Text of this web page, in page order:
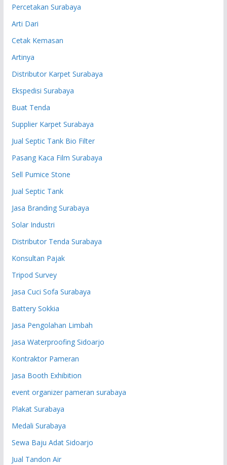
Percetakan Surabaya
Arti Dari
Cetak Kemasan
Artinya
Distributor Karpet Surabaya
Ekspedisi Surabaya
Buat Tenda
Supplier Karpet Surabaya
Jual Septic Tank Bio Filter
Pasang Kaca Film Surabaya
Sell Pumice Stone
Jual Septic Tank
Jasa Branding Surabaya
Solar Industri
Distributor Tenda Surabaya
Konsultan Pajak
Tripod Survey
Jasa Cuci Sofa Surabaya
Battery Sokkia
Jasa Pengolahan Limbah
Jasa Waterproofing Sidoarjo
Kontraktor Pameran
Jasa Booth Exhibition
event organizer pameran surabaya
Plakat Surabaya
Medali Surabaya
Sewa Baju Adat Sidoarjo
Jual Tandon Air